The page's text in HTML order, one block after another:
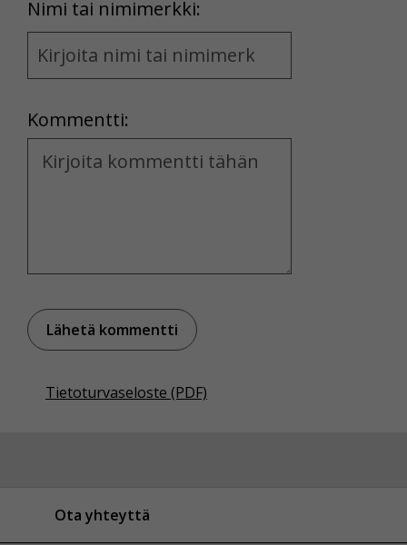
Nimi tai nimimerkki:
Name
and
Kommentti:
Kommentti
Tietoturvaseloste (PDF)
Ota yhteyttä